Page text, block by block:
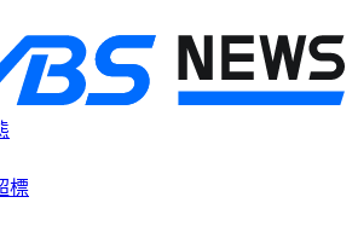
標